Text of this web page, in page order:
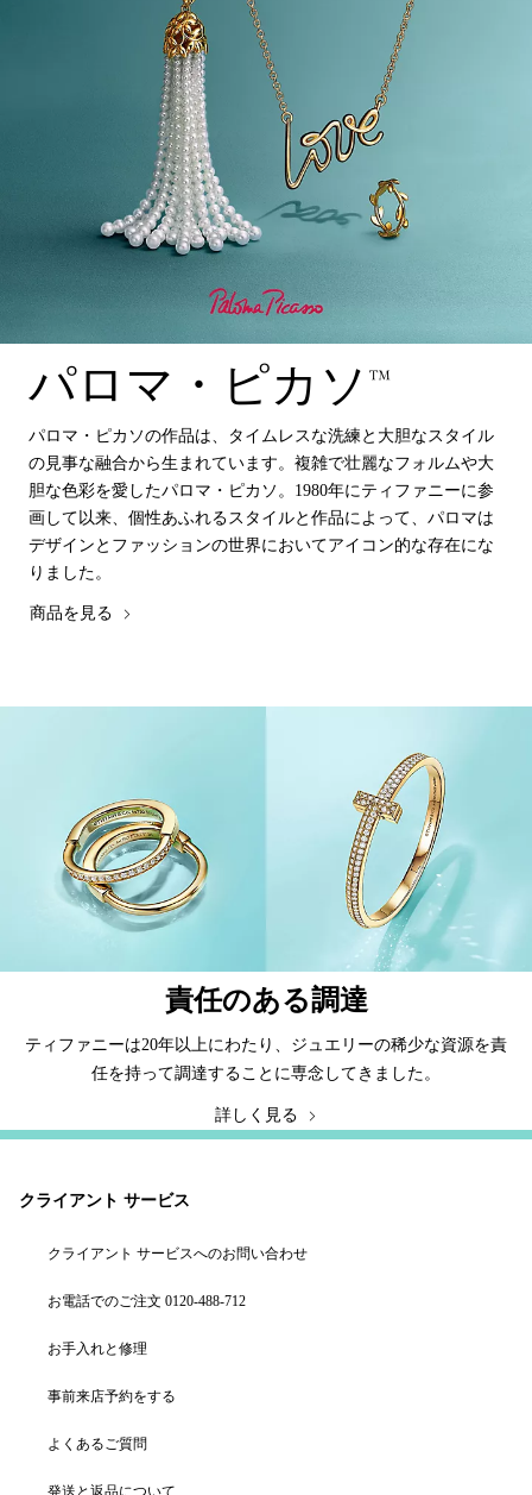
パロマ・ピカソ™
パロマ・ピカソの作品は、タイムレスな洗練と大胆なスタイル
の見事な融合から生まれています。複雑で壮麗なフォルムや大
胆な色彩を愛したパロマ・ピカソ。1980年にティファニーに参
画して以来、個性あふれるスタイルと作品によって、パロマは
デザインとファッションの世界においてアイコン的な存在にな
りました。
商品を見る
責任のある調達
ティファニーは20年以上にわたり、ジュエリーの稀少な資源を責
任を持って調達することに専念してきました。
詳しく見る
クライアント サービス
クライアント サービスへのお問い合わせ
お電話でのご注文 0120-488-712
お手入れと修理
事前来店予約をする
よくあるご質問